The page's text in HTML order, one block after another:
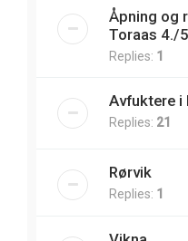
Åpning og
Toraas 4./
Replies: 1
Avfuktere i
Replies: 21
Rørvik
Replies: 1